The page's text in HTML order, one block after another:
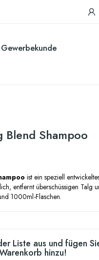
Gewerbekunde
Blend Shampoo
ist ein speziell
entfernt überschüssigen Talg
1000ml-Flaschen.
Liste aus und fügen
hinzu!